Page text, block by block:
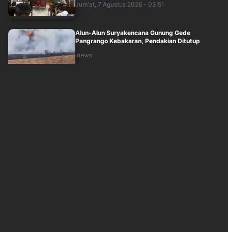
Jum'at, 7 Agustus 2026 - 03:51
Alun-Alun Suryakencana Gunung Gede
Pangrango Kebakaran, Pendakian Ditutup
inews